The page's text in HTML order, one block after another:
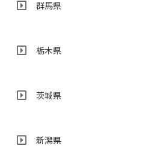
群馬県
栃木県
茨城県
新潟県